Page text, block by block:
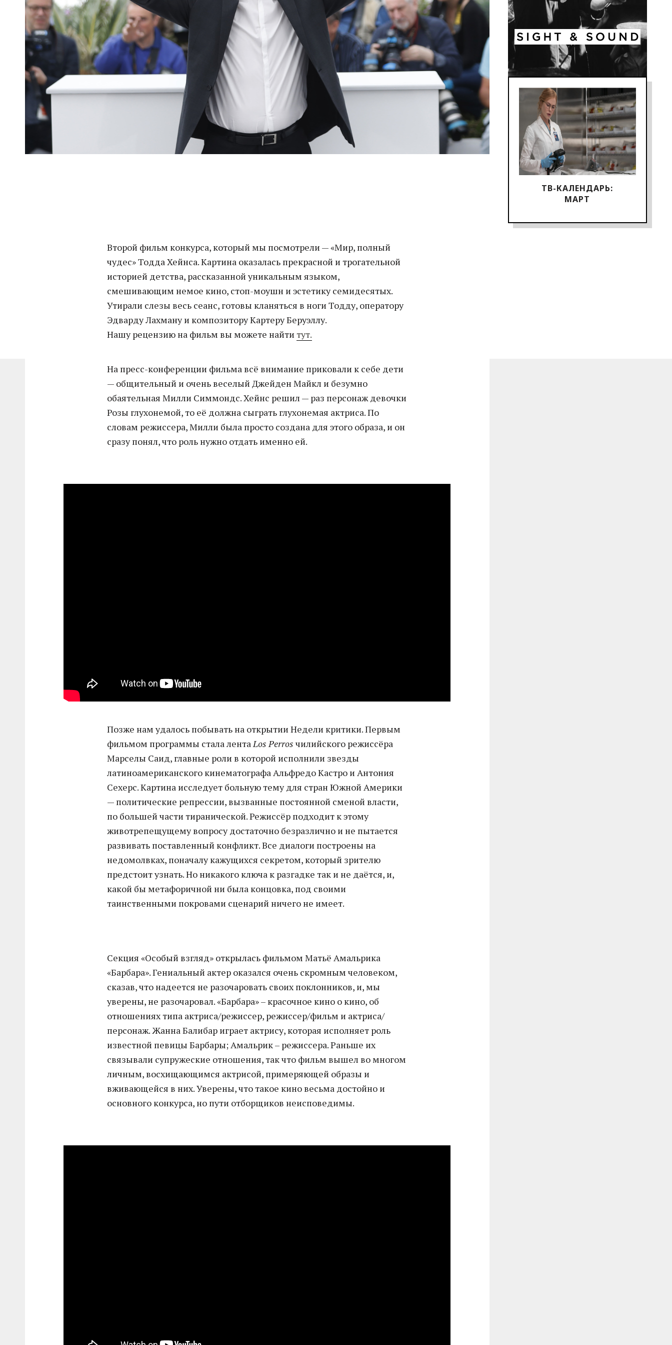
ТВ-КАЛЕНДАРЬ:
МАРТ
Второй фильм конкурса, который мы посмотрели — «Мир, полный
чудес» Тодда Хейнса. Картина оказалась прекрасной и трогательной
историей детства, рассказанной уникальным языком,
смешивающим немое кино, стоп-моушн и эстетику семидесятых.
Утирали слезы весь сеанс, готовы кланяться в ноги Тодду, оператору
Эдварду Лахману и композитору Картеру Беруэллу.
Нашу рецензию на фильм вы можете найтитут.
На пресс-конференции фильма всё внимание приковали к себе дети
— общительный и очень веселый Джейден Майкл и безумно
обаятельная Милли Симмондс. Хейнс решил — раз персонаж девочки
Розы глухонемой, то её должна сыграть глухонемая актриса. По
словам режиссера, Милли была просто создана для этого образа, и он
сразу понял, что роль нужно отдать именно ей.
Позже нам удалось побывать на открытии Недели критики. Первым
фильмом программы стала лента Los Perros чилийского режиссёра
Марселы Саид, главные роли в которой исполнили звезды
латиноамериканского кинематографа Альфредо Кастро и Антония
Сехерс. Картина исследует больную тему для стран Южной Америки
— политические репрессии, вызванные постоянной сменой власти,
по большей части тиранической. Режиссёр подходит к этому
животрепещущему вопросу достаточно безразлично и не пытается
развивать поставленный конфликт. Все диалоги построены на
недомолвках, поначалу кажущихся секретом, который зрителю
предстоит узнать. Но никакого ключа к разгадке так и не даётся, и,
какой бы метафоричной ни была концовка, под своими
таинственными покровами сценарий ничего не имеет.
Секция «Особый взгляд» открылась фильмом Матьё Амальрика
«Барбара». Гениальный актер оказался очень скромным человеком,
сказав, что надеется не разочаровать своих поклонников, и, мы
уверены, не разочаровал. «Барбара» – красочное кино о кино, об
отношениях типа актриса/режиссер, режиссер/фильм и актриса/
персонаж. Жанна Балибар играет актрису, которая исполняет роль
известной певицы Барбары; Амальрик – режиссера. Раньше их
связывали супружеские отношения, так что фильм вышел во многом
личным, восхищающимся актрисой, примеряющей образы и
вживающейся в них. Уверены, что такое кино весьма достойно и
основного конкурса, но пути отборщиков неисповедимы.